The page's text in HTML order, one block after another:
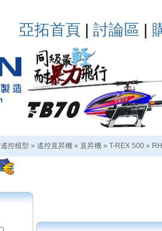
亞拓首頁 | 討論區 |
遙控模型 » 遙控直昇機 » 直昇機 » T-REX 500 »